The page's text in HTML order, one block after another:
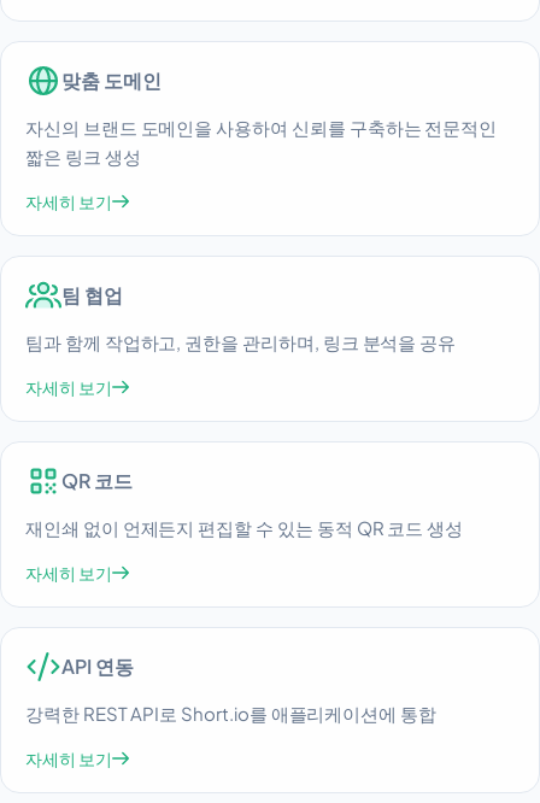
맞춤 도메인
자신의 브랜드 도메인을 사용하여 신뢰를 구축하는 전문적인
짧은 링크 생성
자세히 보기
팀 협업
팀과 함께 작업하고, 권한을 관리하며, 링크 분석을 공유
자세히 보기
QR 코드
재인쇄 없이 언제든지 편집할 수 있는 동적 QR 코드 생성
자세히 보기
API 연동
강력한 REST API로 Short.io를 애플리케이션에 통합
자세히 보기